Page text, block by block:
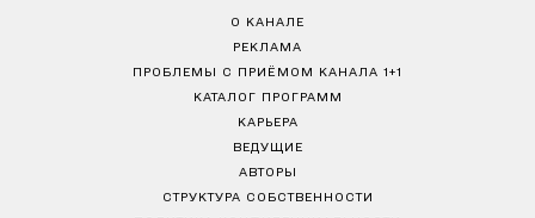
О КАНАЛЕ
РЕКЛАМА
ПРОБЛЕМЫ С ПРИЁМОМ КАНАЛА 1+1
КАТАЛОГ ПРОГРАММ
КАРЬЕРА
ВЕДУЩИЕ
АВТОРЫ
СТРУКТУРА СОБСТВЕННОСТИ